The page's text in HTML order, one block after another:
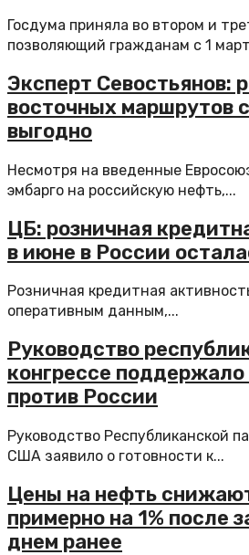
Госдума приняла во втором и
позволяющий гражданам с 1
Эксперт Севостьянов:
восточных маршрутов
выгодно
Несмотря на введенные
эмбарго на российскую нефть,...
ЦБ: розничная
в июне в России
Розничная кредитная
оперативным данным,...
Руководство
конгрессе
против России
Руководство Республиканской
США заявило о готовности к...
Цены на нефть
примерно на 1% после
днем ранее